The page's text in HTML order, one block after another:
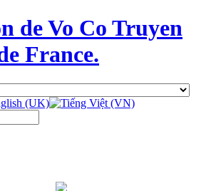
de Vo Co Truyen
France.